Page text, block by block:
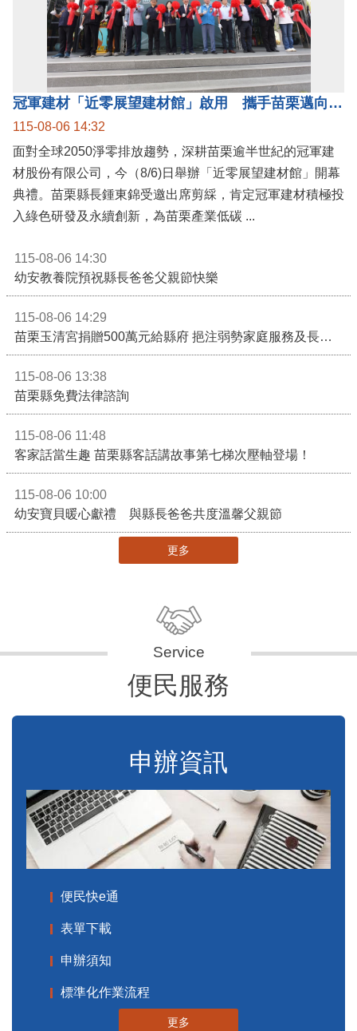
冠軍建材「近零展望建材館」啟用 攜手苗栗邁向低碳建築新未來
115-08-06 14:32
面對全球2050淨零排放趨勢，深耕苗栗逾半世紀的冠軍建
材股份有限公司，今（8/6)日舉辦「近零展望建材館」開幕
典禮。苗栗縣長鍾東錦受邀出席剪綵，肯定冠軍建材積極投
入綠色研發及永續創新，為苗栗產業低碳 ...
115-08-06 14:30
幼安教養院預祝縣長爸爸父親節快樂
115-08-06 14:29
苗栗玉清宮捐贈500萬元給縣府 挹注弱勢家庭服務及長照醫療資源
115-08-06 13:38
苗栗縣免費法律諮詢
115-08-06 11:48
客家話當生趣 苗栗縣客話講故事第七梯次壓軸登場！
115-08-06 10:00
幼安寶貝暖心獻禮 與縣長爸爸共度溫馨父親節
更多
便民服務
申辦資訊
便民快e通
表單下載
申辦須知
標準化作業流程
更多